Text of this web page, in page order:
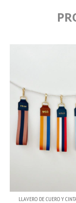
LLAVERO DE CUERO Y